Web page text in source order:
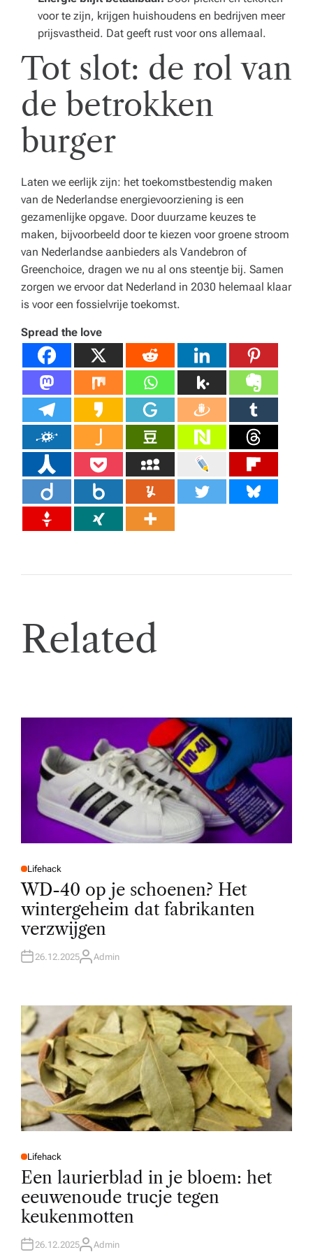
voor te zijn, krijgen huishoudens en bedrijven meer
prijsvastheid. Dat geeft rust voor ons allemaal.
Tot slot: de rol van
de betrokken
burger
Laten we eerlijk zijn: het toekomstbestendig maken
van de Nederlandse energievoorziening is een
gezamenlijke opgave. Door duurzame keuzes te
maken, bijvoorbeeld door te kiezen voor groene stroom
van Nederlandse aanbieders als Vandebron of
Greenchoice, dragen we nu al ons steentje bij. Samen
zorgen we ervoor dat Nederland in 2030 helemaal klaar
is voor een fossielvrije toekomst.
Spread the love
Related
P
O
S
E
D
I
N
Lifehack
WD-40 op je schoenen? Het
wintergeheim dat fabrikanten
verzwijgen
26.12.2025A
R
Admin
P
O
E
D
N
Lifehack
Een laurierblad in je bloem: het
eeuwenoude trucje tegen
keukenmotten
26.12.2025A
Admin